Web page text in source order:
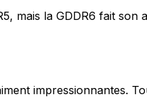
mais la GDDR6 fait son
impressionnantes.